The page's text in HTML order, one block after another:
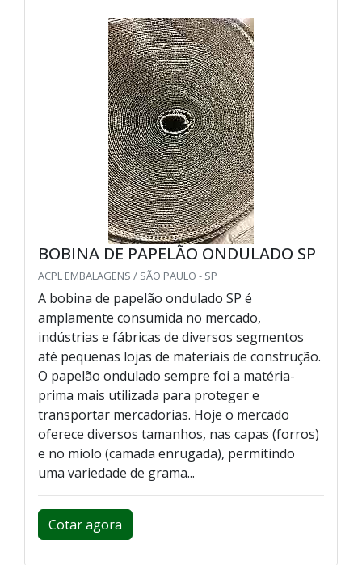
BOBINA DE PAPELÃO ONDULADO SP
ACPL EMBALAGENS / SÃO PAULO - SP
A bobina de papelão ondulado SP é
amplamente consumida no mercado,
indústrias e fábricas de diversos segmentos
até pequenas lojas de materiais de construção.
O papelão ondulado sempre foi a matéria-
prima mais utilizada para proteger e
transportar mercadorias. Hoje o mercado
oferece diversos tamanhos, nas capas (forros)
e no miolo (camada enrugada), permitindo
uma variedade de grama...
Cotar agora